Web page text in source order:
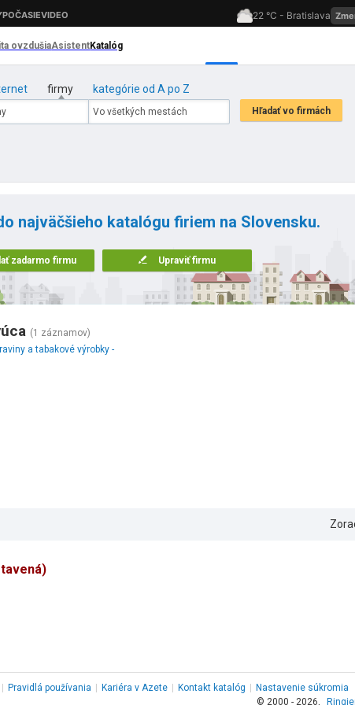
firmy kategórie od A po Z
najväčšieho katalógu firiem na Slovensku.
zadarmo firmu Upraviť firmu
(1 záznamov)
a tabakové výrobky -
Pravidlá používania Kariéra v Azete Kontakt katalóg
Nastavenie súkromia
© 2000 - 2026,